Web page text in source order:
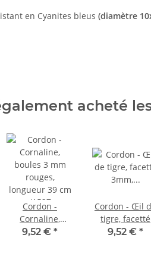
en Cyanites bleus (diamètre
acheté
Cordon -
Cornaline,
boules 3 mm
9,52 € *
Cordon - Œil
tigre, facetté
3mm, doré
9,52 € *